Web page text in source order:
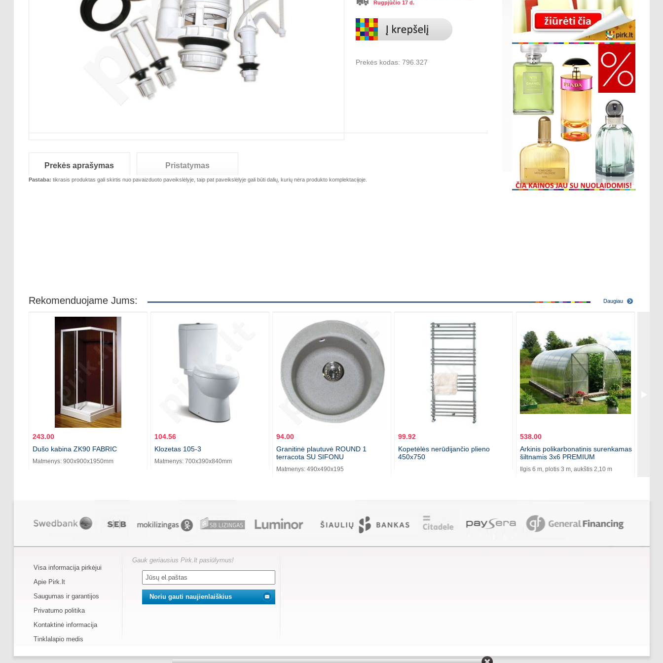
Rugpjūčio 17 d.
Prekės kodas: 796.327
Prekės aprašymas Pristatymas
Pastaba: tikrasis produktas gali skirtis nuo pavaizduoto paveikslėlyje, taip pat paveikslėlyje gali būti dalių, kurių nėra produkto komplektacijoje.
Rekomenduojame Jums: Daugiau
243.00
Dušo kabina ZK90 FABRIC
Matmenys: 900x900x1950mm
104.56
Klozetas 105-3
Matmenys: 700x390x840mm
94.00
Granitinė plautuvė ROUND 1
terracota SU SIFONU
Matmenys: 490x490x195
99.92
Kopetėlės nerūdijančio plieno
450x750
538.00
Arkinis polikarbonatinis surenkamas
šiltnamis 3x6 PREMIUM
Ilgis 6 m, plotis 3 m, aukštis 2,10 m
Visa informacija pirkėjui
Apie Pirk.lt
Saugumas ir garantijos
Privatumo politika
Kontaktinė informacija
Tinklalapio medis
Gauk geriausius Pirk.lt pasiūlymus!